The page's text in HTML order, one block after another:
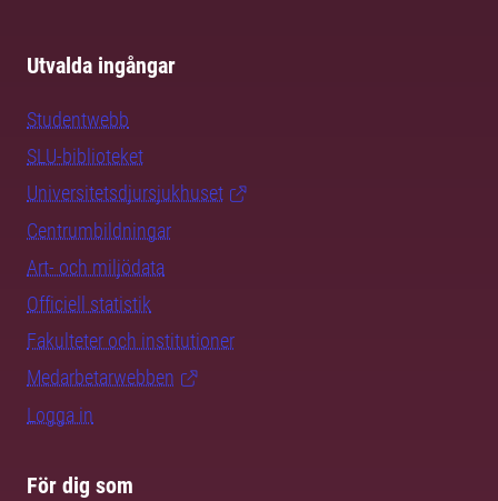
Utvalda ingångar
Studentwebb
SLU-biblioteket
Universitetsdjursjukhuset
Centrumbildningar
Art- och miljödata
Officiell statistik
Fakulteter och institutioner
Medarbetarwebben
Logga in
För dig som